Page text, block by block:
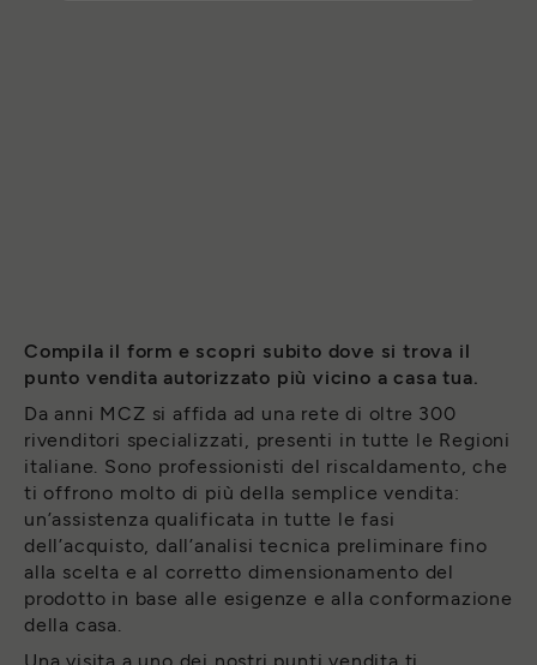
Compila il form e scopri subito dove si trova il
punto vendita autorizzato più vicino a casa tua.
Da anni MCZ si affida ad una rete di oltre 300
rivenditori specializzati, presenti in tutte le Regioni
italiane. Sono professionisti del riscaldamento, che
ti offrono molto di più della semplice vendita:
un’assistenza qualificata in tutte le fasi
dell’acquisto, dall’analisi tecnica preliminare fino
alla scelta e al corretto dimensionamento del
prodotto in base alle esigenze e alla conformazione
della casa.
Una visita a uno dei nostri punti vendita ti